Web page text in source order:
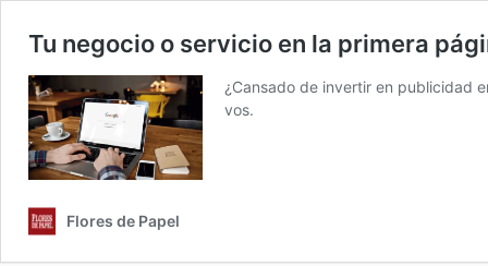
Tu negocio o servicio en la primera
¿Cansado de invertir en publicidad
vos.
Flores de Papel